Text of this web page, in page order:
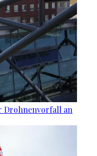
Drohnenvorfall an